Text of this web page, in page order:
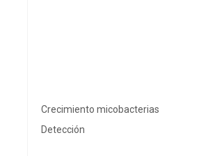
Crecimiento micobacterias
Detección